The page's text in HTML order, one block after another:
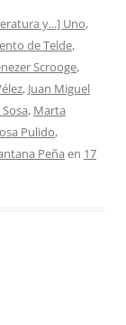
y...] Uno,
de Telde,
Scrooge,
, Juan Miguel
, Marta
Pulido,
Peña en 17